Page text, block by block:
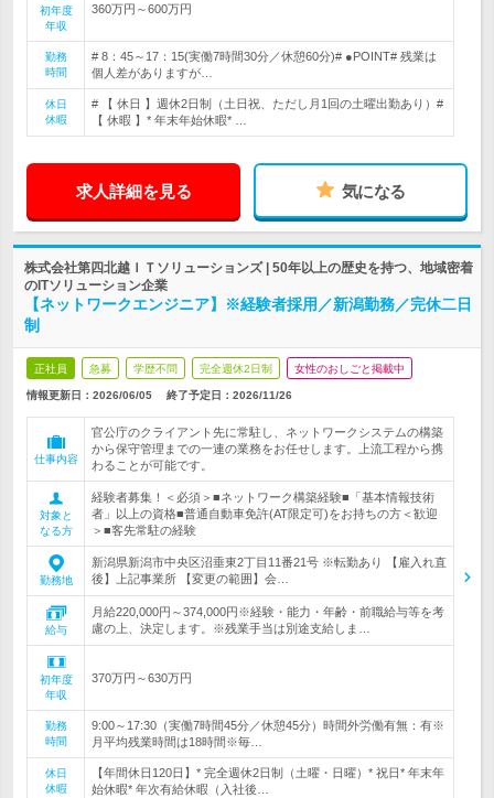
初年度
年収
360万円～600万円
勤務
時間
# 8：45～17：15(実働7時間30分／休憩60分)# ●POINT# 残業は
個人差がありますが…
休日
休暇
# 【 休日 】週休2日制（土日祝、ただし月1回の土曜出勤あり）#
【 休暇 】* 年末年始休暇* …
求人詳細を見る 気になる
株式会社第四北越ＩＴソリューションズ | 50年以上の歴史を持つ、地域密着
のITソリューション企業
【ネットワークエンジニア】※経験者採用／新潟勤務／完休二日
制
正社員 急募 学歴不問 完全週休2日制 女性のおしごと掲載中
情報更新日：2026/06/05 終了予定日： 2026/11/26
仕事内容
官公庁のクライアント先に常駐し、ネットワークシステムの構築
から保守管理までの一連の業務をお任せします。上流工程から携
わることが可能です。
対象と
なる方
経験者募集！＜必須＞■ネットワーク構築経験■「基本情報技術
者」以上の資格■普通自動車免許(AT限定可)をお持ちの方＜歓迎
＞■客先常駐の経験
勤務地
新潟県新潟市中央区沼垂東2丁目11番21号 ※転勤あり 【雇入れ直
後】上記事業所 【変更の範囲】会…
給与
月給220,000円～374,000円※経験・能力・年齢・前職給与等を考
慮の上、決定します。※残業手当は別途支給しま…
初年度
年収
370万円～630万円
勤務
時間
9:00～17:30（実働7時間45分／休憩45分）時間外労働有無：有※
月平均残業時間は18時間※毎…
休日
休暇
【年間休日120日】* 完全週休2日制（土曜・日曜）* 祝日* 年末年
始休暇* 年次有給休暇（入社後…